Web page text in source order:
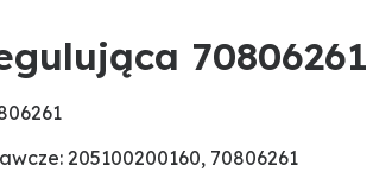
70806261
205100200160, 70806261